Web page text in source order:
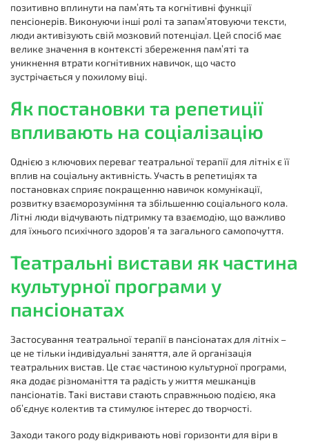
позитивно вплинути на пам’ять та когнітивні функції
пенсіонерів. Виконуючи інші ролі та запам’ятовуючи тексти,
люди активізують свій мозковий потенціал. Цей спосіб має
велике значення в контексті збереження пам’яті та
уникнення втрати когнітивних навичок, що часто
зустрічається у похилому віці.
Як постановки та репетиції
впливають на соціалізацію
Однією з ключових переваг театральної терапії для літніх є її
вплив на соціальну активність. Участь в репетиціях та
постановках сприяє покращенню навичок комунікації,
розвитку взаєморозуміння та збільшенню соціального кола.
Літні люди відчувають підтримку та взаємодію, що важливо
для їхнього психічного здоров’я та загального самопочуття.
Театральні вистави як частина
культурної програми у
пансіонатах
Застосування театральної терапії в пансіонатах для літніх –
це не тільки індивідуальні заняття, але й організація
театральних вистав. Це стає частиною культурної програми,
яка додає різноманіття та радість у життя мешканців
пансіонатів. Такі вистави стають справжньою подією, яка
об’єднує колектив та стимулює інтерес до творчості.
Заходи такого роду відкривають нові горизонти для віри в